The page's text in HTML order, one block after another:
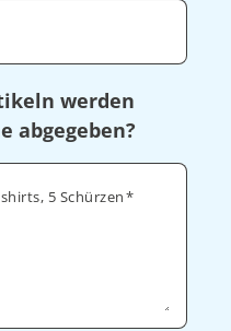
werden
abgegeben?
5 Schürzen